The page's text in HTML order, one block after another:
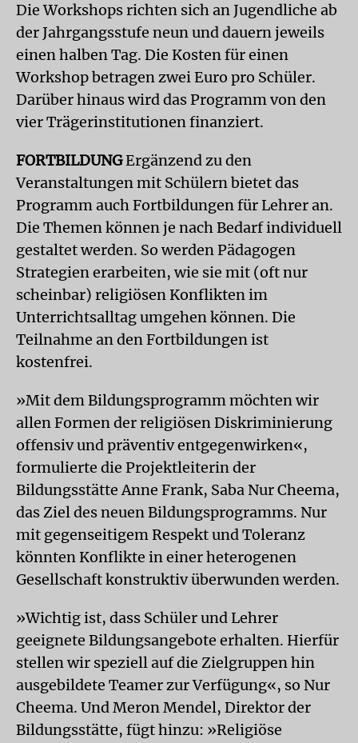
Die Workshops richten sich an Jugendliche ab
der Jahrgangsstufe neun und dauern jeweils
einen halben Tag. Die Kosten für einen
Workshop betragen zwei Euro pro Schüler.
Darüber hinaus wird das Programm von den
vier Trägerinstitutionen finanziert.
FORTBILDUNGErgänzend zu den
Veranstaltungen mit Schülern bietet das
Programm auch Fortbildungen für Lehrer an.
Die Themen können je nach Bedarf individuell
gestaltet werden. So werden Pädagogen
Strategien erarbeiten, wie sie mit (oft nur
scheinbar) religiösen Konflikten im
Unterrichtsalltag umgehen können. Die
Teilnahme an den Fortbildungen ist
kostenfrei.
»Mit dem Bildungsprogramm möchten wir
allen Formen der religiösen Diskriminierung
offensiv und präventiv entgegenwirken«,
formulierte die Projektleiterin der
Bildungsstätte Anne Frank, Saba Nur Cheema,
das Ziel des neuen Bildungsprogramms. Nur
mit gegenseitigem Respekt und Toleranz
könnten Konflikte in einer heterogenen
Gesellschaft konstruktiv überwunden werden.
»Wichtig ist, dass Schüler und Lehrer
geeignete Bildungsangebote erhalten. Hierfür
stellen wir speziell auf die Zielgruppen hin
ausgebildete Teamer zur Verfügung«, so Nur
Cheema. Und Meron Mendel, Direktor der
Bildungsstätte, fügt hinzu: »Religiöse